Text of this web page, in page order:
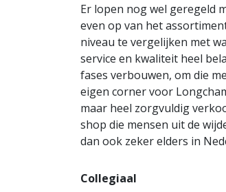
Er lopen nog wel geregeld
even op van het
niveau te vergelijken met
service en kwaliteit heel
fases verbouwen, om die
eigen corner voor
maar heel zorgvuldig
shop die mensen uit de
dan ook zeker elders in
Collegiaal